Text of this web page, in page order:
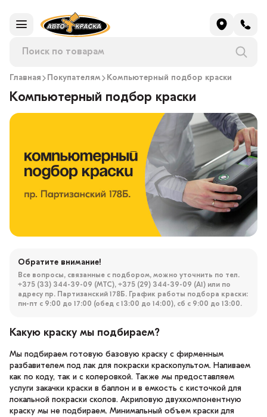
Главная Покупателям Компьютерный подбор краски
Компьютерный подбор краски
Обратите внимание!
Все вопросы, связанные с подбором, можно уточнить по тел.
+375 (33) 344-39-09 (МТС), +375 (29) 344-39-09 (А1) или по
адресу пр. Партизанский 178Б. График работы подбора краски:
пн-пт с 9:00 до 17:00 (обед с 13:00 до 14:00), сб с 9:00 до 13:00.
Какую краску мы подбираем?
Мы подбираем готовую базовую краску с фирменным
разбавителем под лак для покраски краскопультом. Наливаем
как по коду, так и с колеровкой. Также мы предоставляем
услуги закачки краски в баллон и в емкость с кисточкой для
локальной покраски сколов. Акриловую двухкомпонентную
краску мы не подбираем. Минимальный объем краски для